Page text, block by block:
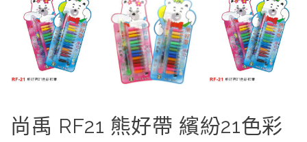
尚禹 RF21 熊好帶 繽紛21色彩